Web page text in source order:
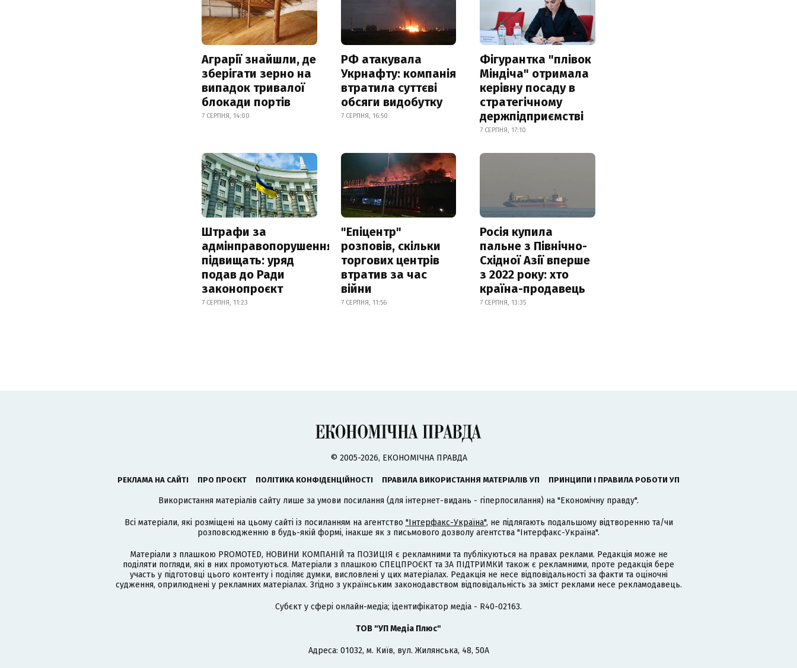
Аграрії знайшли, де
зберігати зерно на
випадок тривалої
блокади портів
7 СЕРПНЯ, 14:00
РФ атакувала
Укрнафту: компанія
втратила суттєві
обсяги видобутку
7 СЕРПНЯ, 16:50
Фігурантка "плівок
Міндіча" отримала
керівну посаду в
стратегічному
держпідприємстві
7 СЕРПНЯ, 17:10
Штрафи за
адмінправопорушення
підвищать: уряд
подав до Ради
законопроєкт
7 СЕРПНЯ, 11:23
"Епіцентр"
розповів, скільки
торгових центрів
втратив за час
війни
7 СЕРПНЯ, 11:56
Росія купила
пальне з Північно-
Східної Азії вперше
з 2022 року: хто
країна-продавець
7 СЕРПНЯ, 13:35
© 2005-2026, ЕКОНОМІЧНА ПРАВДА
РЕКЛАМА НА САЙТІ ПРО ПРОЄКТ ПОЛІТИКА КОНФІДЕНЦІЙНОСТІ ПРАВИЛА ВИКОРИСТАННЯ МАТЕРІАЛІВ УП ПРИНЦИПИ І ПРАВИЛА РОБОТИ УП
Використання матеріалів сайту лише за умови посилання (для інтернет-видань - гіперпосилання) на "Економічну правду".
Всі матеріали, які розміщені на цьому сайті із посиланням на агентство "Інтерфакс-Україна", не підлягають подальшому відтворенню та/чи
розповсюдженню в будь-якій формі, інакше як з письмового дозволу агентства "Інтерфакс-Україна".
Матеріали з плашкою PROMOTED, НОВИНИ КОМПАНІЙ та ПОЗИЦІЯ є рекламними та публікуються на правах реклами. Редакція може не
поділяти погляди, які в них промотуються. Матеріали з плашкою СПЕЦПРОЄКТ та ЗА ПІДТРИМКИ також є рекламними, проте редакція бере
участь у підготовці цього контенту і поділяє думки, висловлені у цих матеріалах. Редакція не несе відповідальності за факти та оціночні
судження, оприлюднені у рекламних матеріалах. Згідно з українським законодавством відповідальність за зміст реклами несе рекламодавець.
Cубєкт у сфері онлайн-медіа; ідентифікатор медіа - R40-02163.
ТОВ "УП Медіа Плюс"
Адреса: 01032, м. Київ, вул. Жилянська, 48, 50А